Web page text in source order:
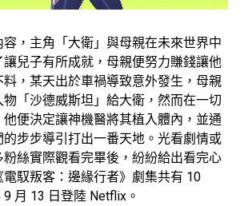
，主角「大衛」與母親在未來世界中
兒子有所成就，母親便努力賺錢讓他
，某天出於車禍導致意外發生，母親
物「沙德威斯坦」給大衛，然而在一切
便決定讓神機醫將其植入體內，並通
步步導引打出一番天地。光看劇情或
絲實際觀看完畢後，紛紛給出看完心
馭叛客：邊緣行者》劇集共有 10
月 13 日登陸 Netflix。